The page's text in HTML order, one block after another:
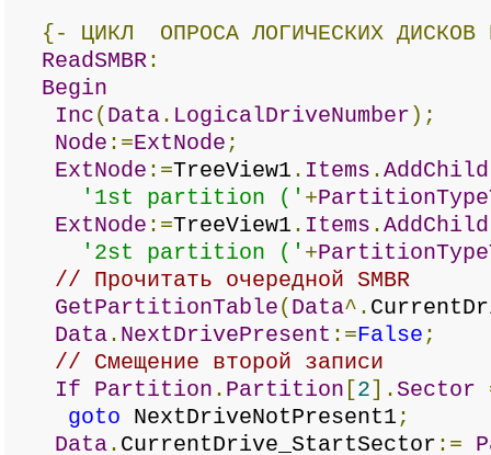
{- ЦИКЛ ОПРОСА ЛОГИЧЕСКИХ ДИСКОВ
ReadSMBR:
Begin
Inc( Data. LogicalDriveNumber );
Node :=ExtNode ;
ExtNode :=TreeView1 . Items .AddChild
'1st partition (' +
ExtNode :=TreeView1 . Items .AddChild
'2st partition (' +
// Прочитать очередной SMBR
GetPartitionTable( Data^.
Data. NextDrivePresent :=False ;
// Смещение второй записи
If
Partition . Partition [2]. Sector
goto NextDriveNotPresent1 ;
Data. CurrentDrive_StartSector :=